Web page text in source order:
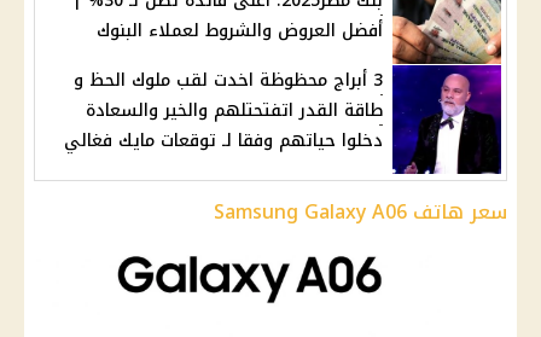
أفضل العروض والشروط لعملاء البنوك
3 أبراج محظوظة اخدت لقب ملوك الحظ و
طاقة القدر اتفتحتلهم والخير والسعادة
دخلوا حياتهم وفقا لـ توقعات مايك فغالي
سعر هاتف Samsung Galaxy A06